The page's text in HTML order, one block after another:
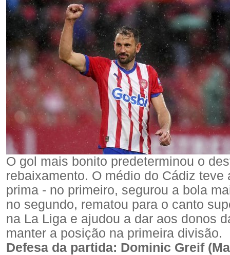
O gol mais bonito predeterminou o
rebaixamento. O médio do Cádiz
prima - no primeiro, segurou a bola
no segundo, rematou para o canto
na La Liga e ajudou a dar aos donos
manter a posição na primeira divisão.
Defesa da partida: Dominic Greif